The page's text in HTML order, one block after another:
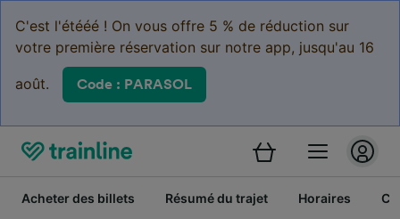
C'est l'étééé ! On vous offre 5 % de réduction sur
votre première réservation sur notre app, jusqu'au 16
août. Code : PARASOL
Acheter des billets Résumé du trajet Horaires